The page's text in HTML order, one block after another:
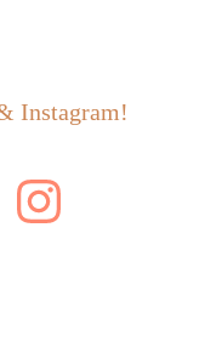
Instagram!